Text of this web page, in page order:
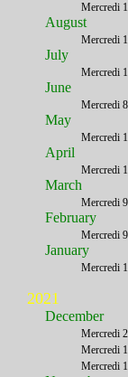
Mercredi
August
Mercredi
July
Mercredi
June
Mercredi
May
Mercredi
April
Mercredi
March
Mercredi
February
Mercredi
January
Mercredi
2021
December
Mercredi
Mercredi
Mercredi